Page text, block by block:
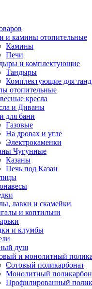
и камины отопительные
Камины
Печи
и комплектующие
Тандыры
Комплектующие для
отопительные
кресла
и Диваны
для бани
Газовые
На дровах и угле
Электрокаменки
Чугунные
Казаны
Печь под Казан
лавки и скамейки
и коптильни
и клумбы
душ
и монолитный
Сотовый поликарбонат
Монолитный
Профилированный